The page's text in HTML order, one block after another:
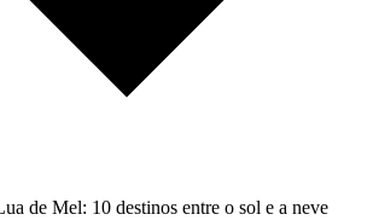
de Mel: 10 destinos entre o sol e a neve